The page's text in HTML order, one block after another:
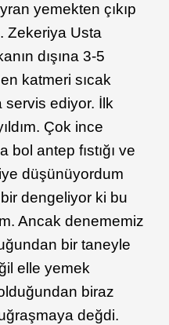
yemekten çıkıp
Zekeriya Usta
dışına 3-5
katmeri sıcak
servis ediyor. İlk
Çok ince
bol antep fıstığı ve
düşünüyordum
dengeliyor ki bu
Ancak denememiz
bir taneyle
elle yemek
biraz
değdi.